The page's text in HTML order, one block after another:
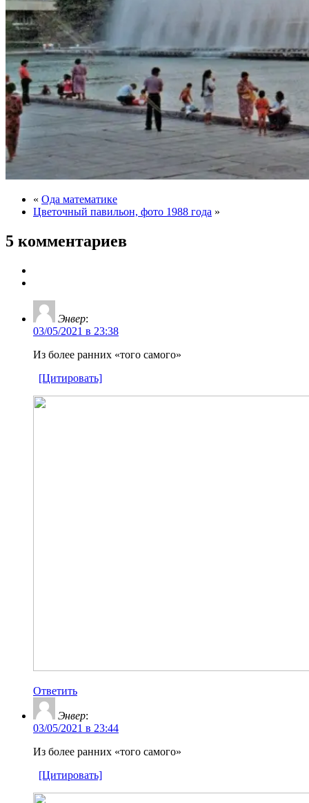
« Ода математике
Цветочный павильон, фото 1988 года »
5 комментариев
Энвер:
03/05/2021 в 23:38
Из более ранних «того самого»
[Цитировать]
Ответить
Энвер:
03/05/2021 в 23:44
Из более ранних «того самого»
[Цитировать]